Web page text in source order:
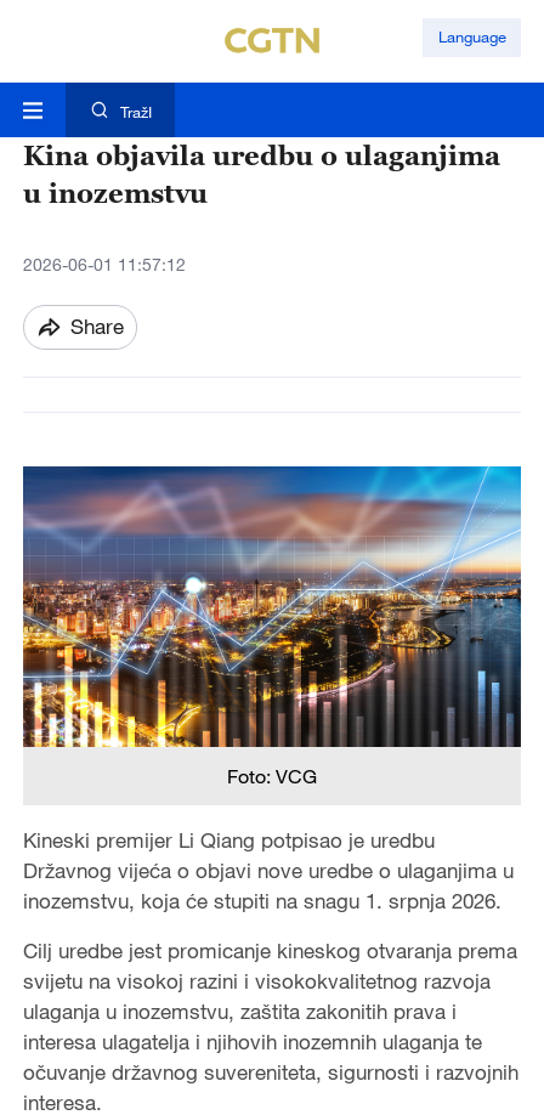
Language
TražI
Kina objavila uredbu o ulaganjima
u inozemstvu
2026-06-01 11:57:12
Share
Foto: VCG
Kineski premijer Li Qiang potpisao je uredbu
Državnog vijeća o objavi nove uredbe o ulaganjima u
inozemstvu, koja će stupiti na snagu 1. srpnja 2026.
Cilj uredbe jest promicanje kineskog otvaranja prema
svijetu na visokoj razini i visokokvalitetnog razvoja
ulaganja u inozemstvu, zaštita zakonitih prava i
interesa ulagatelja i njihovih inozemnih ulaganja te
očuvanje državnog suvereniteta, sigurnosti i razvojnih
interesa.